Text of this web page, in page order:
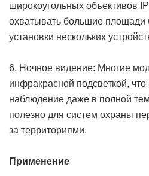
широкоугольных объективов
охватывать большие площади
установки нескольких
6. Ночное видение: Многие
инфракрасной подсветкой, что
наблюдение даже в полной
полезно для систем охраны
за территориями.
Применение